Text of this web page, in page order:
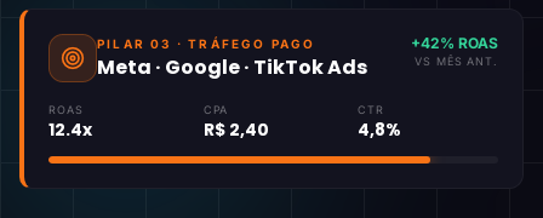
PILAR 03 · TRÁFEGO PAGO
Meta · Google · TikTok Ads
+42% ROAS
VS MÊS ANT.
ROAS
12.4x
CPA
R$ 2,40
CTR
4,8%